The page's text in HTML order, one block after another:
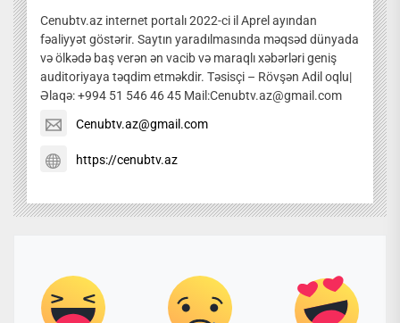
Cenubtv.az internet portalı 2022-ci il Aprel ayından
fəaliyyət göstərir. Saytın yaradılmasında məqsəd dünyada
və ölkədə baş verən ən vacib və maraqlı xəbərləri geniş
auditoriyaya təqdim etməkdir. Təsisçi – Rövşən Adil oqlu|
Əlaqə: +994 51 546 46 45 Mail:Cenubtv.az@gmail.com
Cenubtv.az@gmail.com
https://cenubtv.az